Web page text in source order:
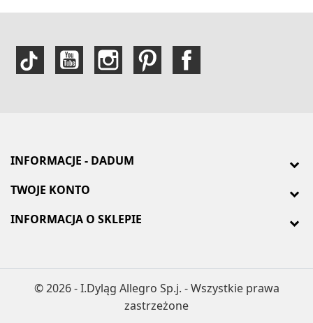
INFORMACJE - DADUM
TWOJE KONTO
INFORMACJA O SKLEPIE
© 2026 - I.Dyląg Allegro Sp.j. - Wszystkie prawa
zastrzeżone